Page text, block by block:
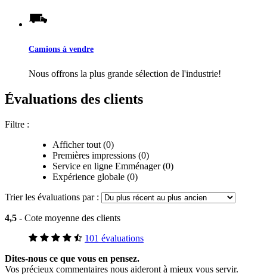
Camions à vendre
Nous offrons la plus grande sélection de l'industrie!
Évaluations des clients
Filtre :
Afficher tout (0)
Premières impressions (0)
Service en ligne Emménager (0)
Expérience globale (0)
Trier les évaluations par :
4,5 - Cote moyenne des clients
101 évaluations
Dites-nous ce que vous en pensez.
Vos précieux commentaires nous aideront à mieux vous servir.